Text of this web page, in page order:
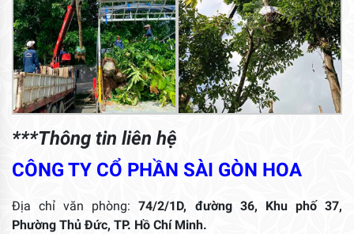
***Thông tin liên hệ
CÔNG TY CỔ PHẦN SÀI GÒN HOA
Địa chỉ văn phòng:74/2/1D, đường 36, Khu phố 37,
Phường Thủ Đức, TP. Hồ Chí Minh.